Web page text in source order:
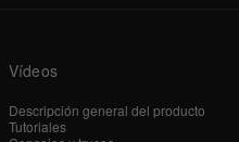
Vídeos
Descripción general del producto
Tutoriales